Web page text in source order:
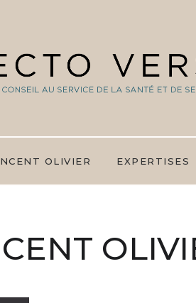
OLIVIER EXPERTISES